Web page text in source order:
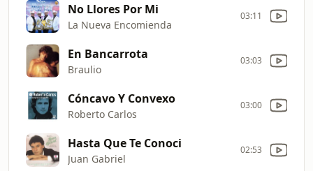
No Llores Por Mi
La Nueva Encomienda
03:11
En Bancarrota
Braulio
03:03
Cóncavo Y Convexo
Roberto Carlos
03:00
Hasta Que Te Conoci
Juan Gabriel
02:53